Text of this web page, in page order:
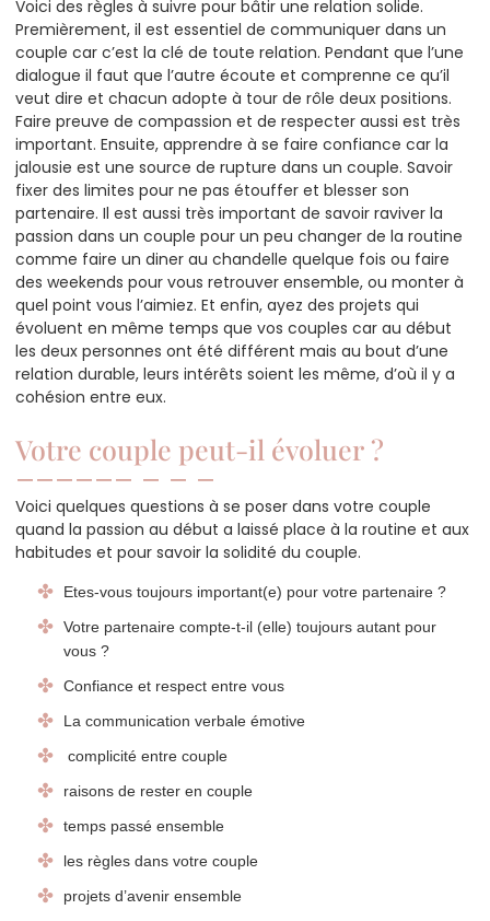
Voici des règles à suivre pour bâtir une relation solide.
Premièrement, il est essentiel de communiquer dans un
couple car c’est la clé de toute relation. Pendant que l’une
dialogue il faut que l’autre écoute et comprenne ce qu’il
veut dire et chacun adopte à tour de rôle deux positions.
Faire preuve de compassion et de respecter aussi est très
important. Ensuite, apprendre à se faire confiance car la
jalousie est une source de rupture dans un couple. Savoir
fixer des limites pour ne pas étouffer et blesser son
partenaire. Il est aussi très important de savoir raviver la
passion dans un couple pour un peu changer de la routine
comme faire un diner au chandelle quelque fois ou faire
des weekends pour vous retrouver ensemble, ou monter à
quel point vous l’aimiez. Et enfin, ayez des projets qui
évoluent en même temps que vos couples car au début
les deux personnes ont été différent mais au bout d’une
relation durable, leurs intérêts soient les même, d’où il y a
cohésion entre eux.
Votre couple peut-il évoluer ?
Voici quelques questions à se poser dans votre couple
quand la passion au début a laissé place à la routine et aux
habitudes et pour savoir la solidité du couple.
Etes-vous toujours important(e) pour votre partenaire ?
Votre partenaire compte-t-il (elle) toujours autant pour
vous ?
Confiance et respect entre vous
La communication verbale émotive
complicité entre couple
raisons de rester en couple
temps passé ensemble
les règles dans votre couple
projets d’avenir ensemble